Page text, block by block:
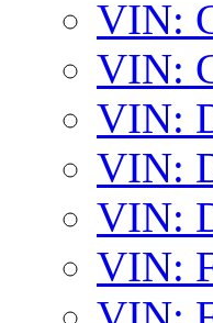
VIN:
VIN:
VIN:
VIN:
VIN:
VIN: